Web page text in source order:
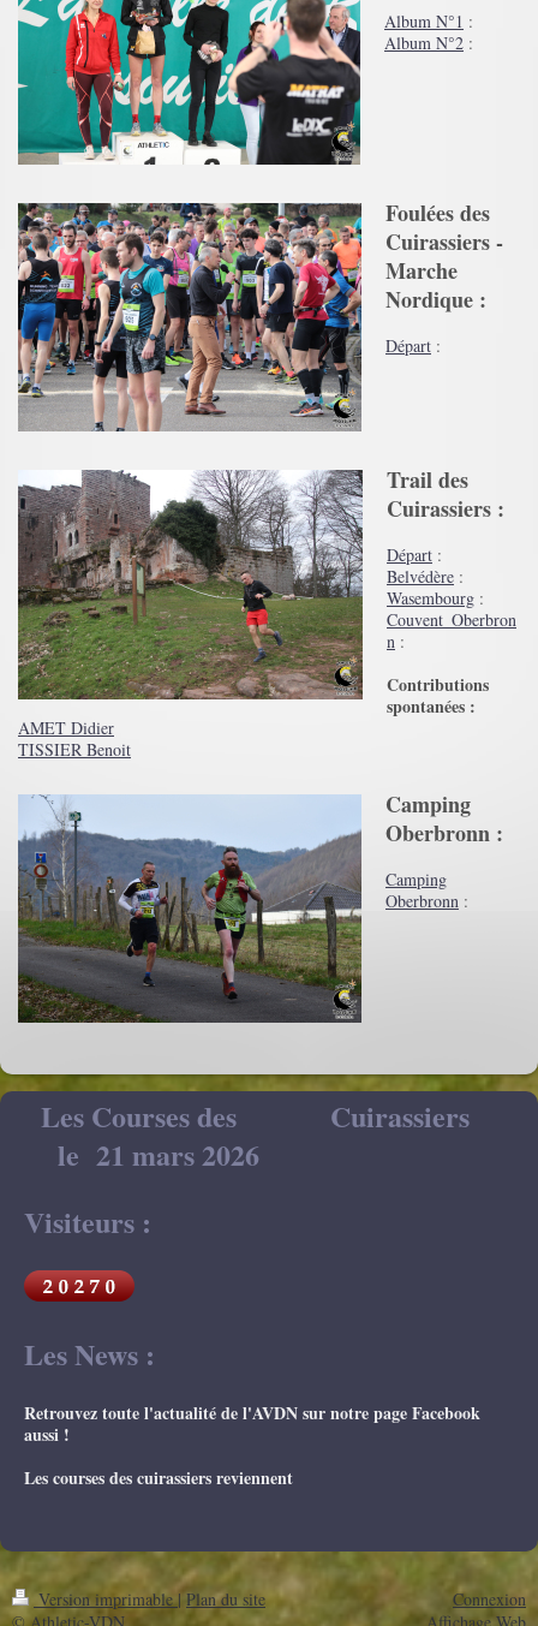
Album N°1 :
Album N°2 :
​Foulées des
Cuirassiers -
Marche
Nordique :
Départ :
​Trail des
Cuirassiers :
Départ :
Belvédère :
Wasembourg :
Couvent_Oberbron
n :
Contributions
spontanées :
AMET Didier
TISSIER Benoit
​Camping
Oberbronn :
Camping
Oberbronn :
Les Courses des Cuirassiers
le 21 mars 2026
Visiteurs :
Les News :
Retrouvez toute l'actualité de l'AVDN sur notre page Facebook
aussi !
Les courses des cuirassiers reviennent
Version imprimable| Plan du site
Connexion